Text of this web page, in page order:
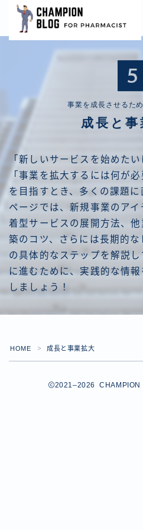
MENU
Champion Pharmacist Top
プライバシーポリシー
プライバシーポリシー
ブログを読む前に
保険知識の更新
営業シリーズ
店舗オープンまでの実務
成長と事業拡大
有料記事の決済完了ページ
法人設立と開業準備
特定商取引法に基づく表記
独立して良かったこと20選
独立の準備と計画
薬学知識の更新
転職を勧める5つの理由
事業を成長させるた
成長と事
「新しいサービスを始めた
「事業を拡大するには何が
を目指すとき、多くの課題
ページでは、新規事業のア
着型サービスの展開方法、
築のコツ、さらには長期的
の具体的なステップを解説
に進むために、実践的な情
しましょう！
HOME ＞ 成長と事業拡大
2021–2026 CHAMPION